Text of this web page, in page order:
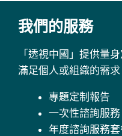
我們的服務
「透視中國」提供量
滿足個人或組織的需求
專題定制報告
一次性諮詢服務
年度諮詢服務